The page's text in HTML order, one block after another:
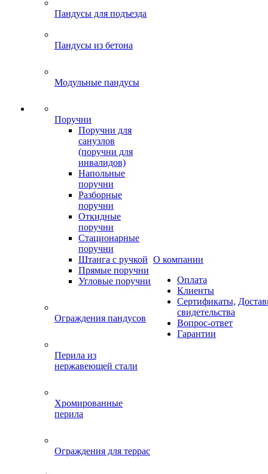
Пандусы для подъезда
Пандусы из бетона
Модульные пандусы
Поручни
Поручни для
санузлов
(поручни для
инвалидов)
Напольные
поручни
Разборные
поручни
Откидные
поручни
Стационарные
поручни
Штанга с ручкой
Прямые поручни
Угловые поручни
Ограждения пандусов
Перила из
нержавеющей стали
Хромированные
перила
Ограждения для террас
О компании
Оплата
Клиенты
Сертификаты,
свидетельства
Вопрос-ответ
Гарантии